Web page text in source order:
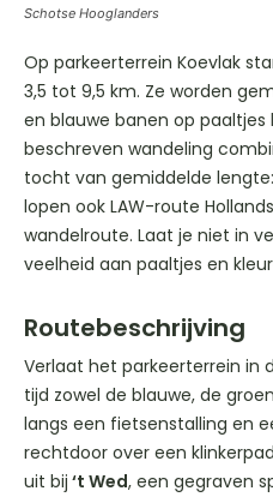
Schotse Hooglanders
Op parkeerterrein Koevlak
3,5 tot 9,5 km. Ze worden
en blauwe banen op paaltjes
beschreven wandeling
tocht van gemiddelde
lopen ook LAW-route
wandelroute. Laat je niet in
veelheid aan paaltjes en
Routebeschrijving
Verlaat het parkeerterrein in
tijd zowel de blauwe, de
langs een fietsenstalling en
rechtdoor over een
uit bij ‘t Wed, een gegraven